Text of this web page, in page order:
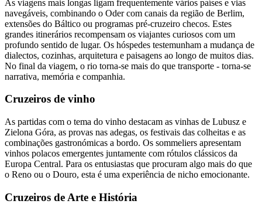
As viagens mais longas ligam frequentemente vários países e vias
navegáveis, combinando o Oder com canais da região de Berlim,
extensões do Báltico ou programas pré-cruzeiro checos. Estes
grandes itinerários recompensam os viajantes curiosos com um
profundo sentido de lugar. Os hóspedes testemunham a mudança de
dialectos, cozinhas, arquitetura e paisagens ao longo de muitos dias.
No final da viagem, o rio torna-se mais do que transporte - torna-se
narrativa, memória e companhia.
Cruzeiros de vinho
As partidas com o tema do vinho destacam as vinhas de Lubusz e
Zielona Góra, as provas nas adegas, os festivais das colheitas e as
combinações gastronómicas a bordo. Os sommeliers apresentam
vinhos polacos emergentes juntamente com rótulos clássicos da
Europa Central. Para os entusiastas que procuram algo mais do que
o Reno ou o Douro, esta é uma experiência de nicho emocionante.
Cruzeiros de Arte e História